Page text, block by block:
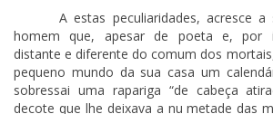
A estas peculiaridades, acresce a
homem que, apesar de poeta e, por
distante e diferente do comum dos
pequeno mundo da sua casa um
sobressai uma rapariga “de cabeça
decote que lhe deixava a nu metade das